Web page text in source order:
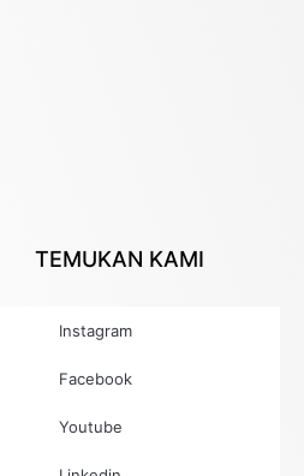
TEMUKAN KAMI
Instagram
Facebook
Youtube